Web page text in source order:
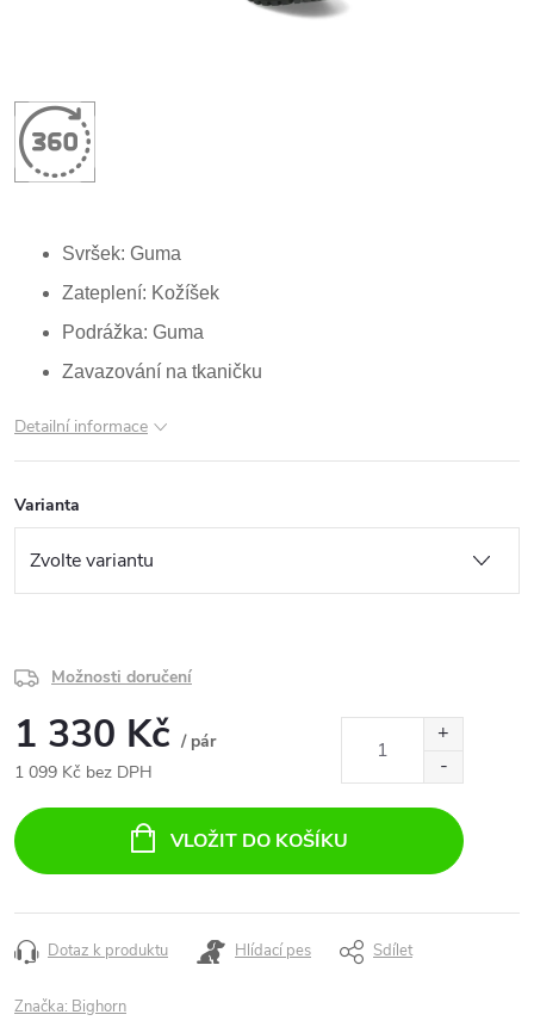
Svršek: Guma
Zateplení: Kožíšek
Podrážka: Guma
Zavazování na tkaničku
Detailní informace
Varianta
Možnosti doručení
1 330 Kč / pár
1 099 Kč bez DPH
cena:
VLOŽIT DO KOŠÍKU
Dotaz k produktu Hlídací pes Sdílet
Značka: Bighorn